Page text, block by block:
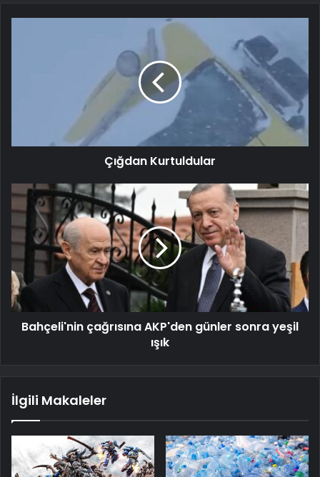
Çığdan Kurtuldular
Bahçeli'nin çağrısına AKP'den günler sonra yeşil
ışık
İlgili Makaleler